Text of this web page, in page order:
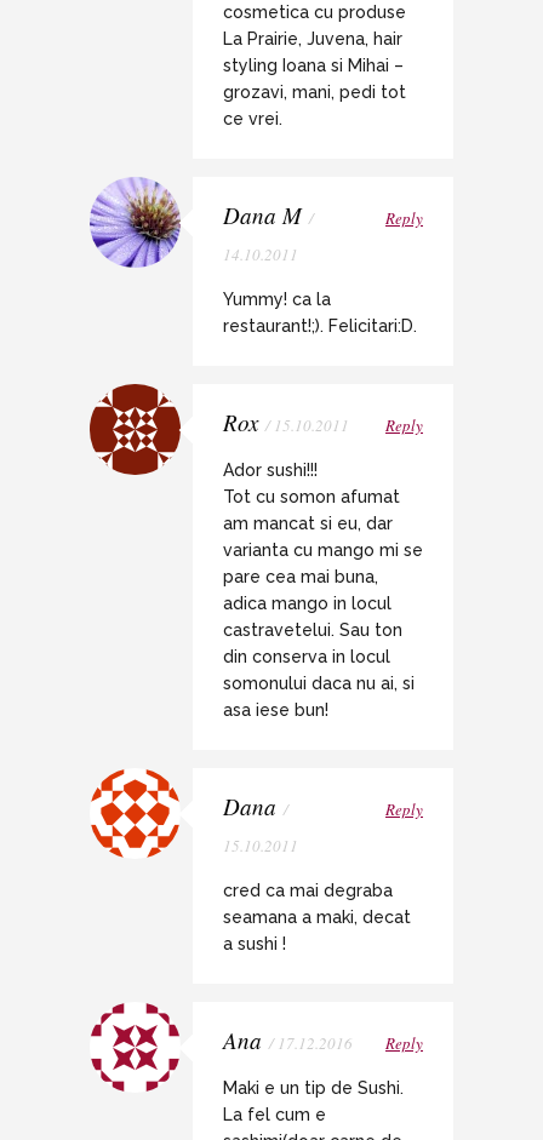
cosmetica cu produse
La Prairie, Juvena, hair
styling Ioana si Mihai –
grozavi, mani, pedi tot
ce vrei.
Dana M /
14.10.2011
Reply
Yummy! ca la
restaurant!;). Felicitari:D.
Rox / 15.10.2011 Reply
Ador sushi!!!
Tot cu somon afumat
am mancat si eu, dar
varianta cu mango mi se
pare cea mai buna,
adica mango in locul
castravetelui. Sau ton
din conserva in locul
somonului daca nu ai, si
asa iese bun!
Dana /
15.10.2011
Reply
cred ca mai degraba
seamana a maki, decat
a sushi !
Ana / 17.12.2016 Reply
Maki e un tip de Sushi.
La fel cum e